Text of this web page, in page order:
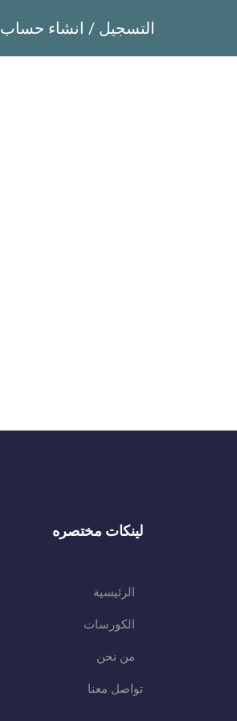
التسجيل / انشاء حساب
لينكات مختصره
الرئيسية
الكورسات
من نحن
تواصل معنا